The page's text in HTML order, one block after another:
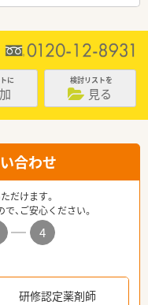
に 検討リストを
見る
合わせ
だけます。
、ご安心ください。
4
研修認定薬剤師